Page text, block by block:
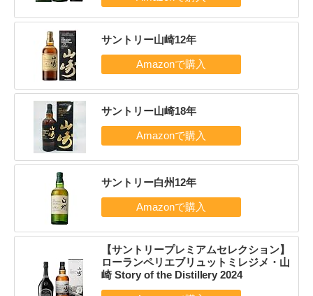
サントリー山崎12年
サントリー山崎18年
サントリー白州12年
【サントリープレミアムセレクション】
ローランペリエブリュットミレジメ・山
崎 Story of the Distillery 2024